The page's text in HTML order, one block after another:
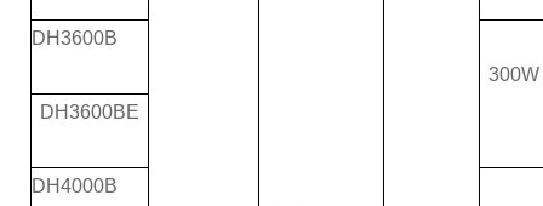
DH3600B
300W
DH3600BE
DH4000B